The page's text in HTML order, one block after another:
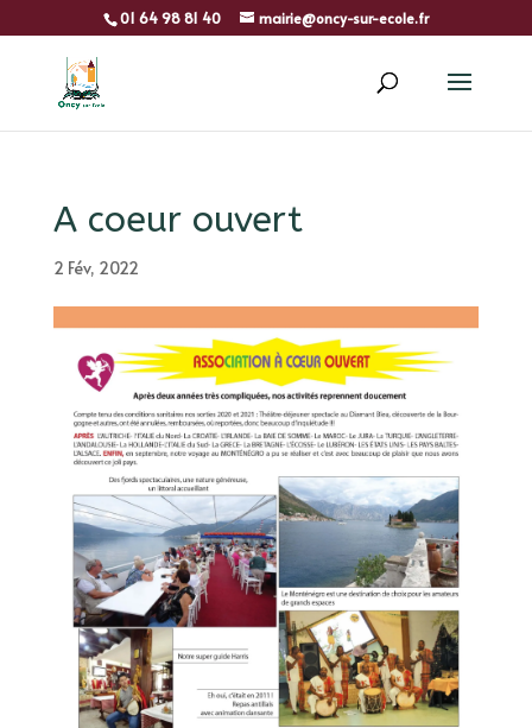
01 64 98 81 40 mairie@oncy-sur-ecole.fr
A coeur ouvert
2 Fév, 2022